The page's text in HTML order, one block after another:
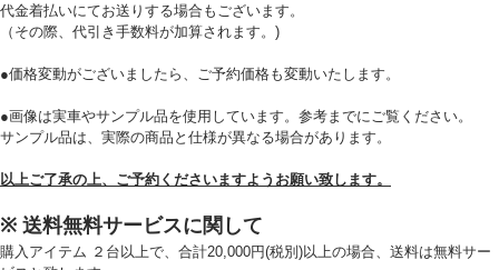
プライバシーポリシーを確認しました。
代金着払いにてお送りする場合もございます。
（その際、代引き手数料が加算されます。)
●価格変動がございましたら、ご予約価格も変動いたします。
●画像は実車やサンプル品を使用しています。参考までにご覧ください。
サンプル品は、実際の商品と仕様が異なる場合があります。
以上ご了承の上、ご予約くださいますようお願い致します。
※ 送料無料サービスに関して
購入アイテム ２台以上で、合計20,000円(税別)以上の場合、送料は無料サー